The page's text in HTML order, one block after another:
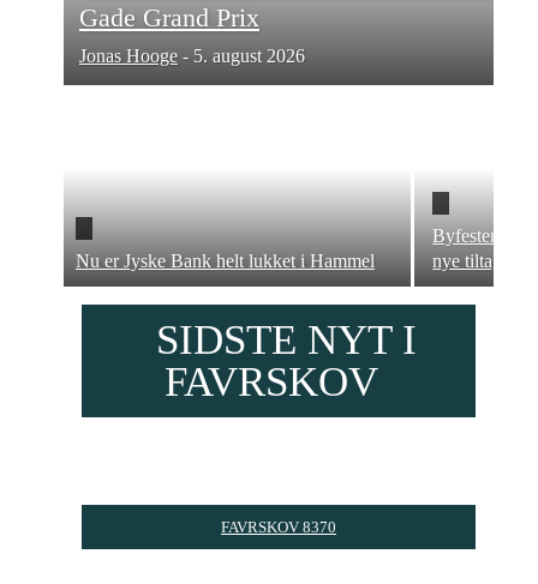
Gade Grand Prix
Jonas Hooge - 5. august 2026
Nu er Jyske Bank helt lukket i Hammel
Byfesten er
nye tiltag
SIDSTE NYT I
FAVRSKOV
FAVRSKOV 8370